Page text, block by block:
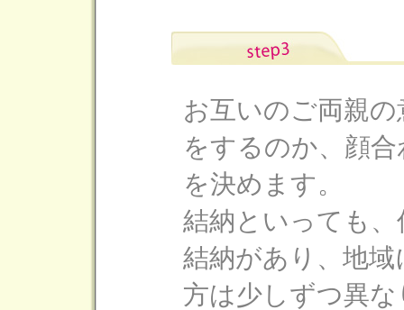
お互いのご両親
をするのか、顔
を決めます。
結納といっても
結納があり、地
方は少しずつ異